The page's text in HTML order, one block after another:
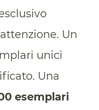
Un
unici
Una
esemplari